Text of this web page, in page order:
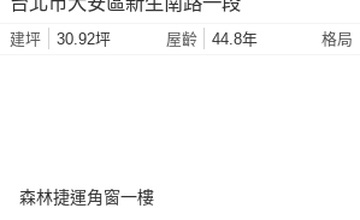
建坪 30.92坪 屋齡 44.8年 格局